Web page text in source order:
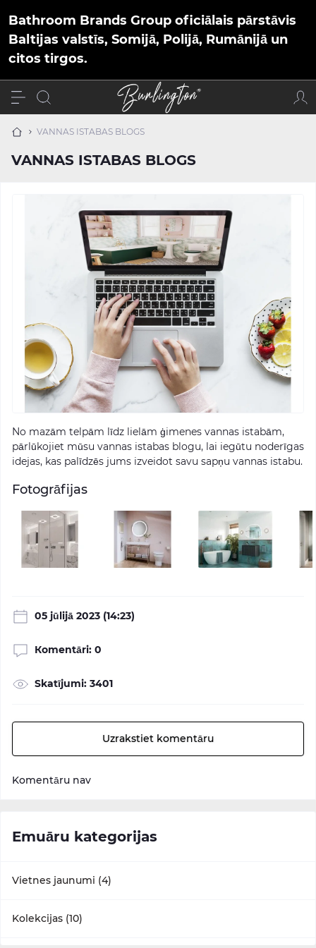
Bathroom Brands Group oficiālais pārstāvis
Baltijas valstīs, Somijā, Polijā, Rumānijā un
citos tirgos.
VANNAS ISTABAS BLOGS
VANNAS ISTABAS BLOGS
No mazām telpām līdz lielām ģimenes vannas istabām,
pārlūkojiet mūsu vannas istabas blogu, lai iegūtu noderīgas
idejas, kas palīdzēs jums izveidot savu sapņu vannas istabu.
Fotogrāfijas
05 jūlijā 2023 (14:23)
Кomentāri: 0
Skatījumi: 3401
Uzrakstiet komentāru
Komentāru nav
Emuāru kategorijas
Vietnes jaunumi (4)
Kolekcijas (10)